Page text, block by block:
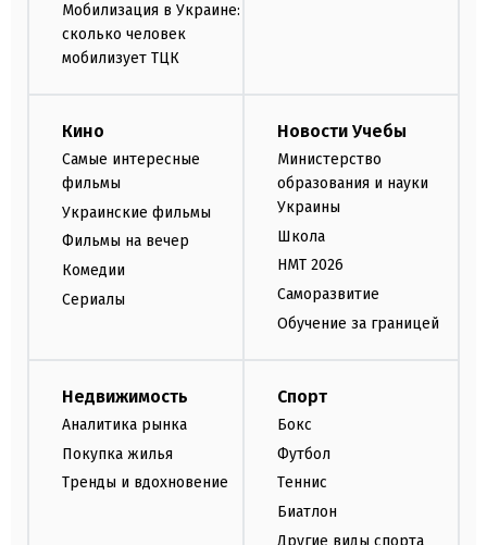
Мобилизация в Украине:
сколько человек
мобилизует ТЦК
Кино
Самые интересные
фильмы
Украинские фильмы
Фильмы на вечер
Комедии
Сериалы
Новости Учебы
Министерство
образования и науки
Украины
Школа
НМТ 2026
Саморазвитие
Обучение за границей
Недвижимость
Аналитика рынка
Покупка жилья
Тренды и вдохновение
Спорт
Бокс
Футбол
Теннис
Биатлон
Другие виды спорта